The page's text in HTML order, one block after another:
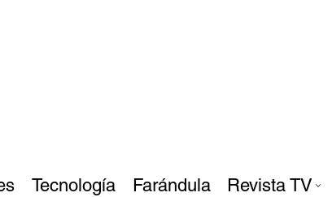
Tecnología Farándula Revista TV